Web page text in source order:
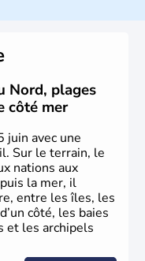
portugais Cabral en
nombreux esclaves
exploitation des
Nord, plages
côté mer
juin avec une
Sur le terrain, le
nations aux
la mer, il
entre les îles, les
côté, les baies
et les archipels